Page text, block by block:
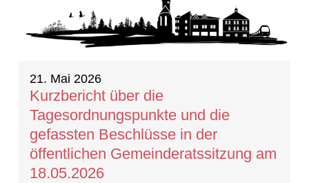
21. Mai 2026
Kurzbericht über die
Tagesordnungspunkte und die
gefassten Beschlüsse in der
öffentlichen Gemeinderatssitzung am
18.05.2026